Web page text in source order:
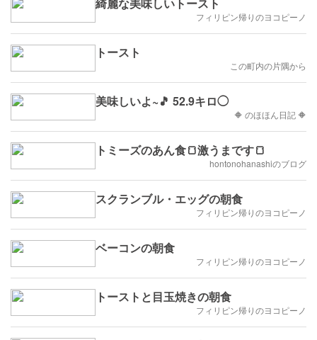
フィリピン帰りのヨコピーノ
トースト
この町内の片隅から
美味しいよ~🎵 52.9キロ◯
🔶 のほほん日記 🔶
トミーズのあん食🍞激うまです🍞
hontonohanashiのブログ
スクランブル・エッグの朝食
フィリピン帰りのヨコピーノ
ベーコンの朝食
フィリピン帰りのヨコピーノ
トーストと目玉焼きの朝食
フィリピン帰りのヨコピーノ